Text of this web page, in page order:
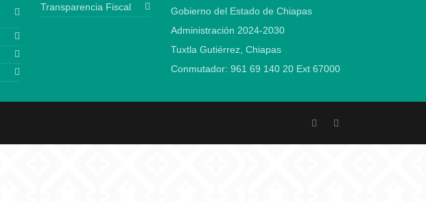
Transparencia Fiscal
Gobierno del Estado de Chiapas
Administración 2024-2030
Tuxtla Gutiérrez, Chiapas
Conmutador: 961 69 140 20 Ext 67000